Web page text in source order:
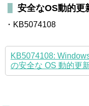
安全なOS動的更
・KB5074108
KB5074108:
の安全な OS 動的更